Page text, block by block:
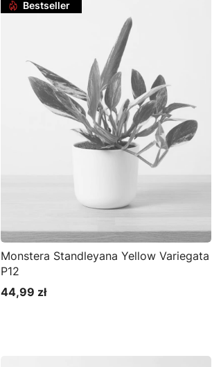
Bestseller
Monstera Standleyana Yellow Variegata
P12
Cena
44,99 zł